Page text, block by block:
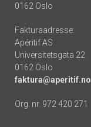
0162 Oslo
Fakturaadresse:
Apéritif AS
Universitetsgata 22
0162 Oslo
faktura@aperitif.no
Org. nr. 972 420 271